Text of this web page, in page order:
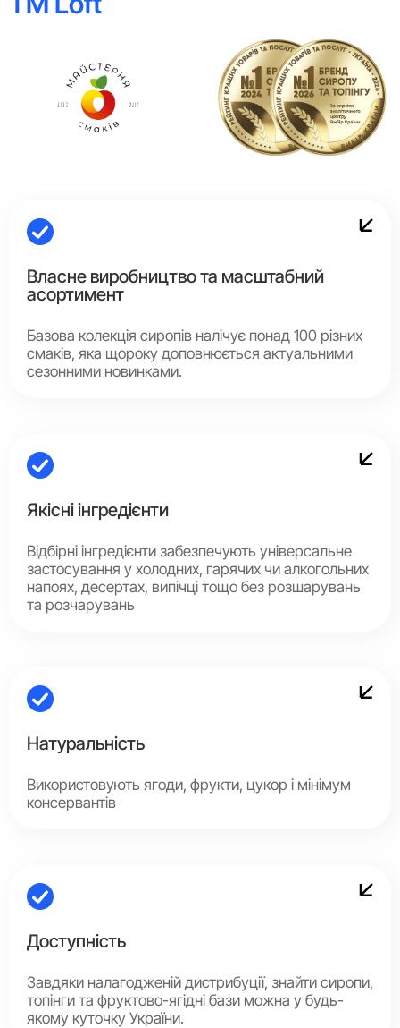
Власне виробництво та масштабний
асортимент
Базова колекція сиропів налічує понад 100 різних
смаків, яка щороку доповнюється актуальними
сезонними новинками.
Якісні інгредієнти
Відбірні інгредієнти забезпечують універсальне
застосування у холодних, гарячих чи алкогольних
напоях, десертах, випічці тощо без розшарувань
та розчарувань
Натуральність
Використовують ягоди, фрукти, цукор і мінімум
консервантів
Доступність
Завдяки налагодженій дистрибуції, знайти сиропи,
топінги та фруктово-ягідні бази можна у будь-
якому куточку України.